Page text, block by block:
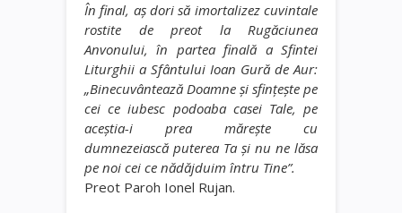
În final, aş dori să imortalizez cuvintale
rostite de preot la Rugăciunea
Anvonului, în partea finală a Sfintei
Liturghii a Sfântului Ioan Gură de Aur:
„Binecuvântează Doamne şi sfinţeşte pe
cei ce iubesc podoaba casei Tale, pe
aceştia-i prea măreşte cu
dumnezeiască puterea Ta şi nu ne lăsa
pe noi cei ce nădăjduim întru Tine”.
Preot Paroh Ionel Rujan.